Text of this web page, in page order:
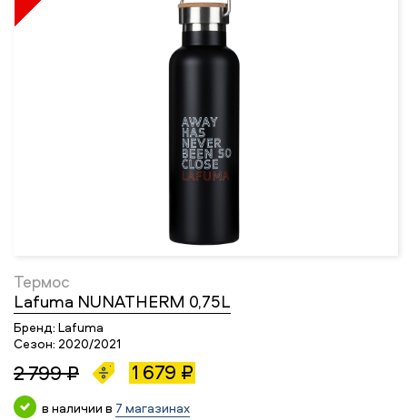
Термос
Lafuma NUNATHERM 0,75L
Бренд: Lafuma
Сезон: 2020/2021
2 799 ₽ 1 679 ₽
в наличии в 7 магазинах